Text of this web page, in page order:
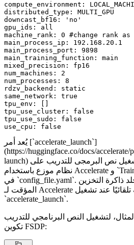
compute_environment:
distributed_type:
MULTI_GPU
downcast_bf16:
'no'
gpu_ids:
all
machine_rank:
0 #change rank
main_process_ip:
192.168 .20 .1
main_process_port:
9898
main_training_function:
main
mixed_precision:
fp16
num_machines:
2
num_processes:
8
rdzv_backend:
static
same_network:
true
tpu_env:
tpu_use_cluster:
false
tpu_use_sudo:
false
use_cpu:
false
يُعد أمر [`accelerate_launch`]
(https://huggingface.co/docs/accelerate/
launch) هو الطريقة المُوصى بها لتشغيل نص البرمجى للتدريب على
نظام موزع باستخدام Accelerate و `Trainer` مع المعلمات المحددة
في `config_file.yaml`. يتم حفظ هذا الملف في مجلد ذاكرة التخزين
المؤقت لـ Accelerate ويتم تحميله تلقائيًا عند تشغيل
`accelerate_launch`.
تكوين FSDP: